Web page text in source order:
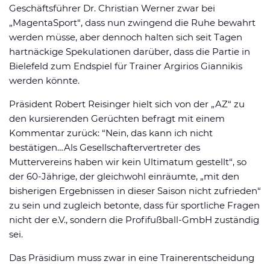
Geschäftsführer Dr. Christian Werner zwar bei
„MagentaSport“, dass nun zwingend die Ruhe bewahrt
werden müsse, aber dennoch halten sich seit Tagen
hartnäckige Spekulationen darüber, dass die Partie in
Bielefeld zum Endspiel für Trainer Argirios Giannikis
werden könnte.
Präsident Robert Reisinger hielt sich von der „AZ“ zu
den kursierenden Gerüchten befragt mit einem
Kommentar zurück: “Nein, das kann ich nicht
bestätigen…Als Gesellschaftervertreter des
Muttervereins haben wir kein Ultimatum gestellt“, so
der 60-Jährige, der gleichwohl einräumte, „mit den
bisherigen Ergebnissen in dieser Saison nicht zufrieden“
zu sein und zugleich betonte, dass für sportliche Fragen
nicht der e.V., sondern die Profifußball-GmbH zuständig
sei.
Das Präsidium muss zwar in eine Trainerentscheidung